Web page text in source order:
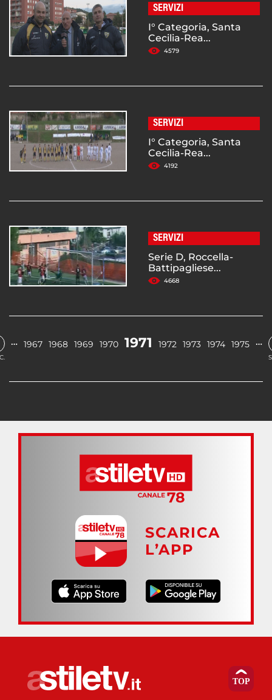
SERVIZI
I° Categoria, Santa
Cecilia-Rea...
4579
SERVIZI
I° Categoria, Santa
Cecilia-Rea...
4192
SERVIZI
Serie D, Roccella-
Battipagliese...
4668
… 1967 1968 1969 1970 1971 1972 1973 1974 1975 …
SCARICA
L’APP